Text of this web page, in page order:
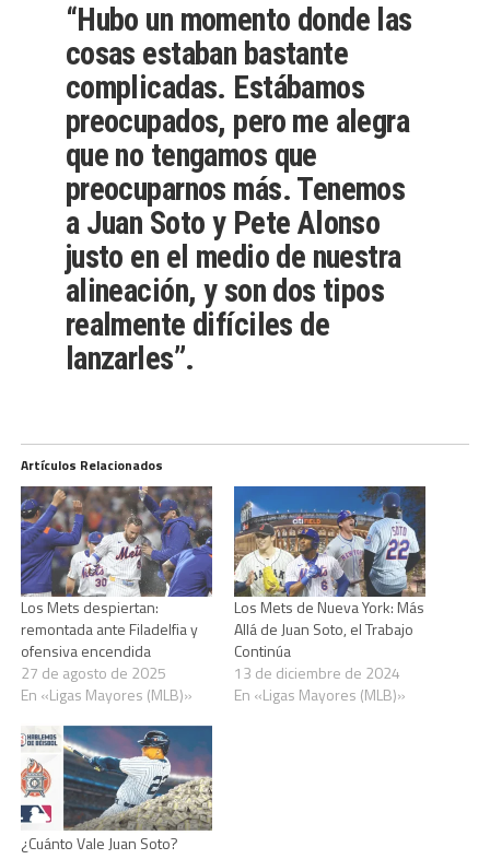
“Hubo un momento donde las
cosas estaban bastante
complicadas. Estábamos
preocupados, pero me alegra
que no tengamos que
preocuparnos más. Tenemos
a Juan Soto y Pete Alonso
justo en el medio de nuestra
alineación, y son dos tipos
realmente difíciles de
lanzarles”.
Artículos Relacionados
Los Mets despiertan:
remontada ante Filadelfia y
ofensiva encendida
27 de agosto de 2025
En «Ligas Mayores (MLB)»
Los Mets de Nueva York: Más
Allá de Juan Soto, el Trabajo
Continúa
13 de diciembre de 2024
En «Ligas Mayores (MLB)»
¿Cuánto Vale Juan Soto?